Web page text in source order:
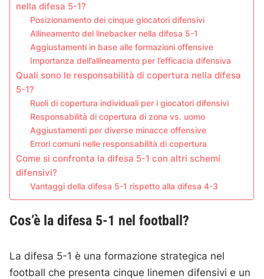
nella difesa 5-1?
Posizionamento dei cinque giocatori difensivi
Allineamento del linebacker nella difesa 5-1
Aggiustamenti in base alle formazioni offensive
Importanza dell’allineamento per l’efficacia difensiva
Quali sono le responsabilità di copertura nella difesa
5-1?
Ruoli di copertura individuali per i giocatori difensivi
Responsabilità di copertura di zona vs. uomo
Aggiustamenti per diverse minacce offensive
Errori comuni nelle responsabilità di copertura
Come si confronta la difesa 5-1 con altri schemi
difensivi?
Vantaggi della difesa 5-1 rispetto alla difesa 4-3
Cos’è la difesa 5-1 nel football?
La difesa 5-1 è una formazione strategica nel
football che presenta cinque linemen difensivi e un